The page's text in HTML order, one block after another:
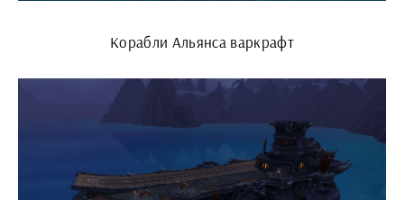
Корабли Альянса варкрафт